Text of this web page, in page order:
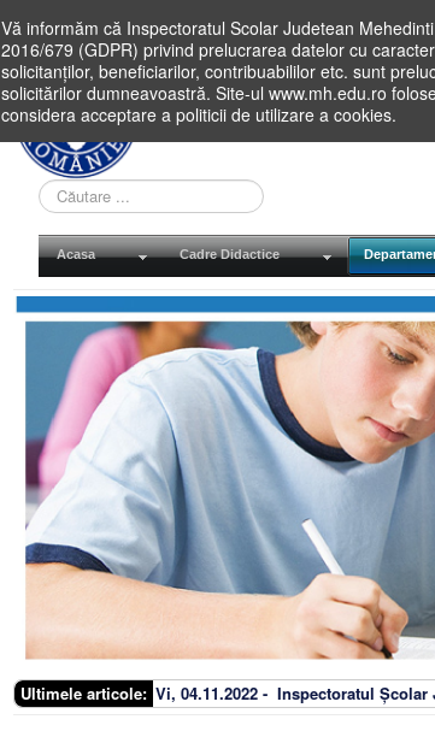
Vă informăm că Inspectoratul Scolar Judetean
2016/679 (GDPR) privind prelucrarea datelor cu
solicitanților, beneficiarilor, contribuabililor etc. sunt
solicitărilor dumneavoastră. Site-ul www.mh.edu.ro
considera acceptare a politicii de utilizare a cookies.
Cauta
in
site
Acasa Cadre Didactice
Ultimele articole: Vi, 04.11.2022 - Inspectoratul Școlar